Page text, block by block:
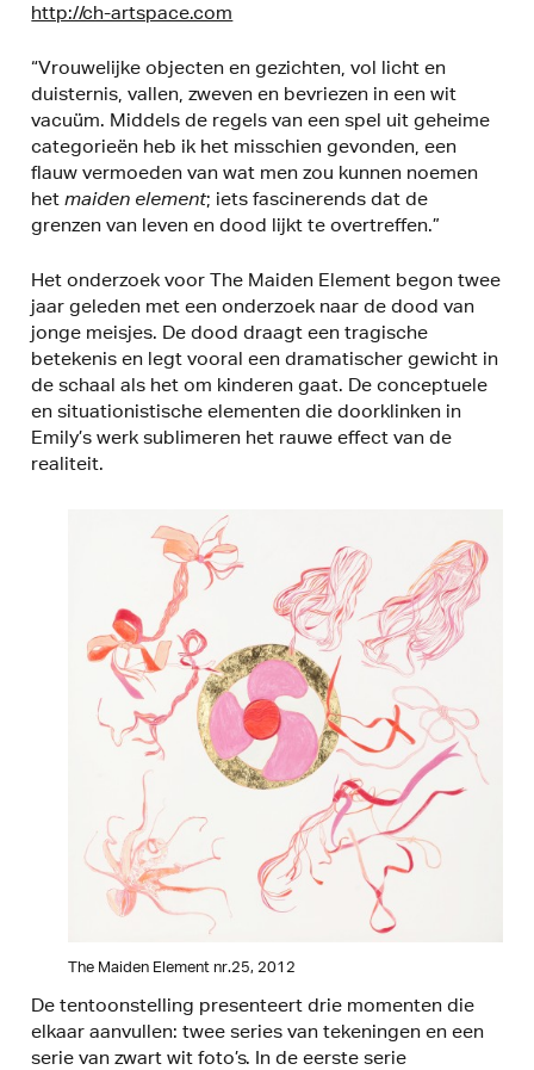
http://ch-artspace.com
“Vrouwelijke objecten en gezichten, vol licht en
duisternis, vallen, zweven en bevriezen in een wit
vacuüm. Middels de regels van een spel uit geheime
categorieën heb ik het misschien gevonden, een
flauw vermoeden van wat men zou kunnen noemen
hetmaiden element; iets fascinerends dat de
grenzen van leven en dood lijkt te overtreffen.”
Het onderzoek voor The Maiden Element begon twee
jaar geleden met een onderzoek naar de dood van
jonge meisjes. De dood draagt een tragische
betekenis en legt vooral een dramatischer gewicht in
de schaal als het om kinderen gaat. De conceptuele
en situationistische elementen die doorklinken in
Emily’s werk sublimeren het rauwe effect van de
realiteit.
The Maiden Element nr.25, 2012
De tentoonstelling presenteert drie momenten die
elkaar aanvullen: twee series van tekeningen en een
serie van zwart wit foto’s. In de eerste serie